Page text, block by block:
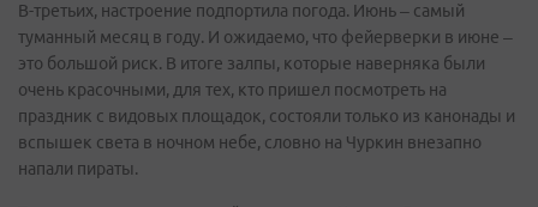
В-третьих, настроение подпортила погода. Июнь – самый
туманный месяц в году. И ожидаемо, что фейерверки в июне –
это большой риск. В итоге залпы, которые наверняка были
очень красочными, для тех, кто пришел посмотреть на
праздник с видовых площадок, состояли только из канонады и
вспышек света в ночном небе, словно на Чуркин внезапно
напали пираты.